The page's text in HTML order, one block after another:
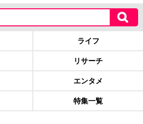
ライフ
リサーチ
エンタメ
特集一覧